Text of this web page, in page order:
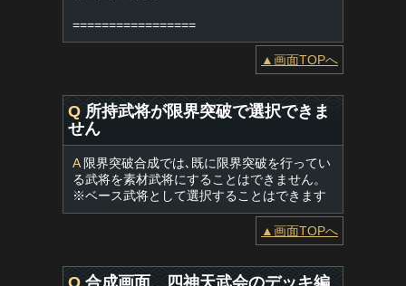
=================
▲画面TOPへ
Q 所持武将が限界突破で選択できま
せん
A限界突破合成では､既に限界突破を行ってい
る武将を素材武将にすることはできません。
※ベース武将として選択することはできます
▲画面TOPへ
Q 合成画面、四神天武会のデッキ編